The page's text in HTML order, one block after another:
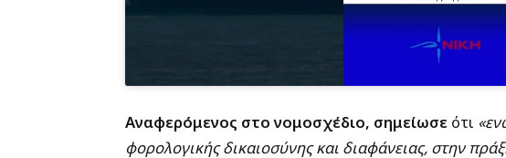
Αναφερόμενος στο νομοσχέδιο, σημείωσε ότι
φορολογικής δικαιοσύνης και διαφάνειας, στην